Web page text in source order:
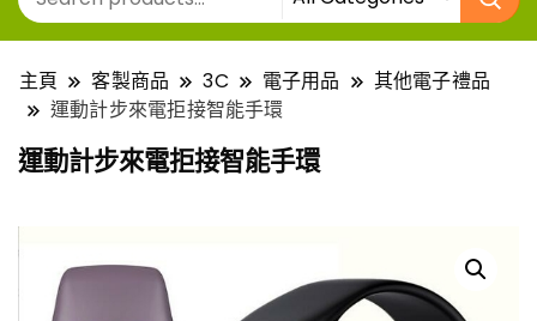
主頁 客製商品 3C 電子用品
其他電子禮品
運動計步來電拒接智能手環
運動計步來電拒接智能手環